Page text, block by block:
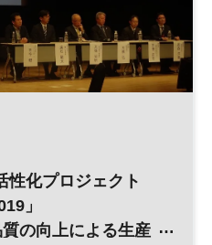
性化プロジェクト
」
の向上による生産